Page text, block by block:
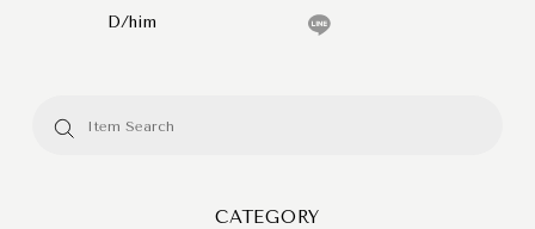
D/him
CATEGORY